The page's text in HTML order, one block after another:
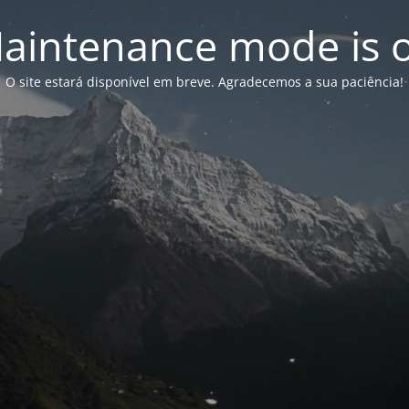
mode is
O site estará disponível em breve. Agradecemos a sua paciência!